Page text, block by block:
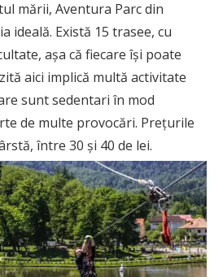
mării, Aventura Parc din
ideală. Există 15 trasee, cu
așa că fiecare își poate
aici implică multă activitate
sunt sedentari în mod
de multe provocări. Prețurile
între 30 și 40 de lei.